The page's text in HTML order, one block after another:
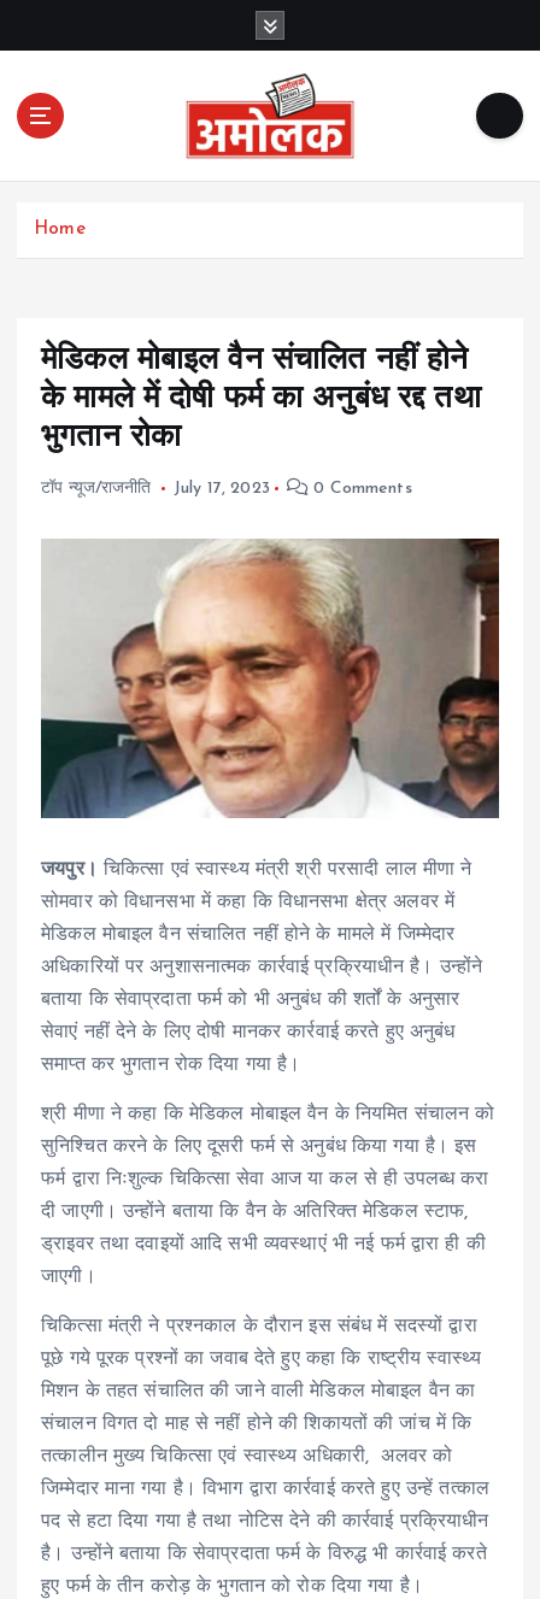
c
Amolak News
Home
मेडिकल मोबाइल वैन संचालित नहीं होने
के मामले में दोषी फर्म का अनुबंध रद्द तथा
भुगतान रोका
टॉप न्यूज/राजनीति July 17, 2023 0 Comments
जयपुर।
चिकित्सा एवं स्वास्थ्य मंत्री श्री परसादी लाल मीणा ने
सोमवार को विधानसभा में कहा कि विधानसभा क्षेत्र अलवर में
मेडिकल मोबाइल वैन संचालित नहीं होने के मामले में जिम्मेदार
अधिकारियों पर अनुशासनात्मक कार्रवाई प्रक्रियाधीन है। उन्होंने
बताया कि सेवाप्रदाता फर्म को भी अनुबंध की शर्तों के अनुसार
सेवाएं नहीं देने के लिए दोषी मानकर कार्रवाई करते हुए अनुबंध
समाप्त कर भुगतान रोक दिया गया है।
श्री मीणा ने कहा कि मेडिकल मोबाइल वैन के नियमित संचालन को
सुनिश्चित करने के लिए दूसरी फर्म से अनुबंध किया गया है। इस
फर्म द्वारा निःशुल्क चिकित्सा सेवा आज या कल से ही उपलब्ध करा
दी जाएगी। उन्होंने बताया कि वैन के अतिरिक्त मेडिकल स्टाफ,
ड्राइवर तथा दवाइयों आदि सभी व्यवस्थाएं भी नई फर्म द्वारा ही की
जाएगी।
चिकित्सा मंत्री ने प्रश्नकाल के दौरान इस संबंध में सदस्यों द्वारा
पूछे गये पूरक प्रश्नों का जवाब देते हुए कहा कि राष्ट्रीय स्वास्थ्य
मिशन के तहत संचालित की जाने वाली मेडिकल मोबाइल वैन का
संचालन विगत दो माह से नहीं होने की शिकायतों की जांच में कि
तत्‍कालीन मुख्‍य चिकित्‍सा एवं स्‍वास्‍थ्‍य अधिकारी, अलवर को
जिम्मेदार माना गया है। विभाग द्वारा कार्रवाई करते हुए उन्हें तत्काल
पद से हटा दिया गया है तथा नोटिस देने की कार्रवाई प्रक्रियाधीन
है। उन्होंने बताया कि सेवाप्रदाता फर्म के विरुद्ध भी कार्रवाई करते
हुए फर्म के तीन करोड़ के भुगतान को रोक दिया गया है।